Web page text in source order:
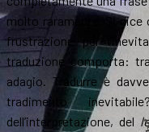
molto raramente. Si
frustrazione per
traduzione comporta:
adagio. Tradurre è
tradimento
dell’interpretazione, del